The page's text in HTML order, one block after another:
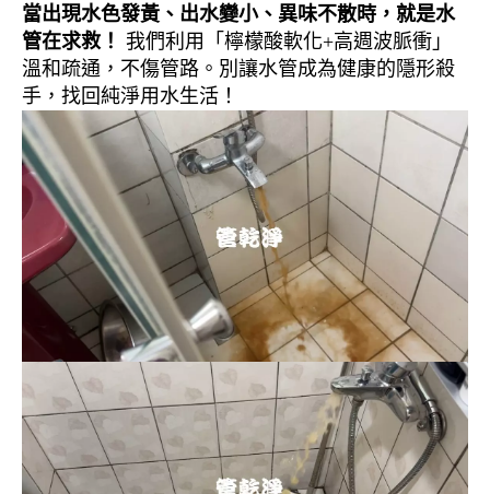
當出現水色發黃、出水變小、異味不散時，就是水
管在求救！
我們利用「檸檬酸軟化+高週波脈衝」
溫和疏通，不傷管路。別讓水管成為健康的隱形殺
手，找回純淨用水生活！